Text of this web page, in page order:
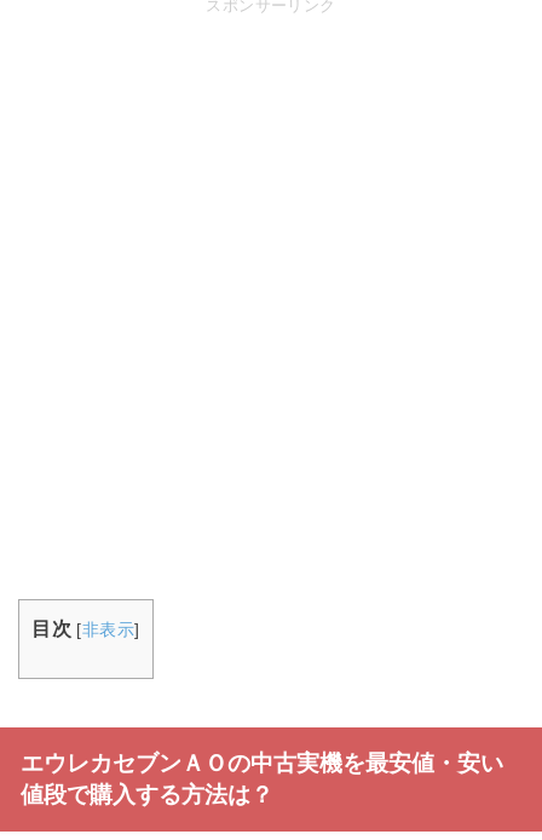
スポンサーリンク
目次 [非表示]
エウレカセブンＡＯの中古実機を最安値・安い
値段で購入する方法は？